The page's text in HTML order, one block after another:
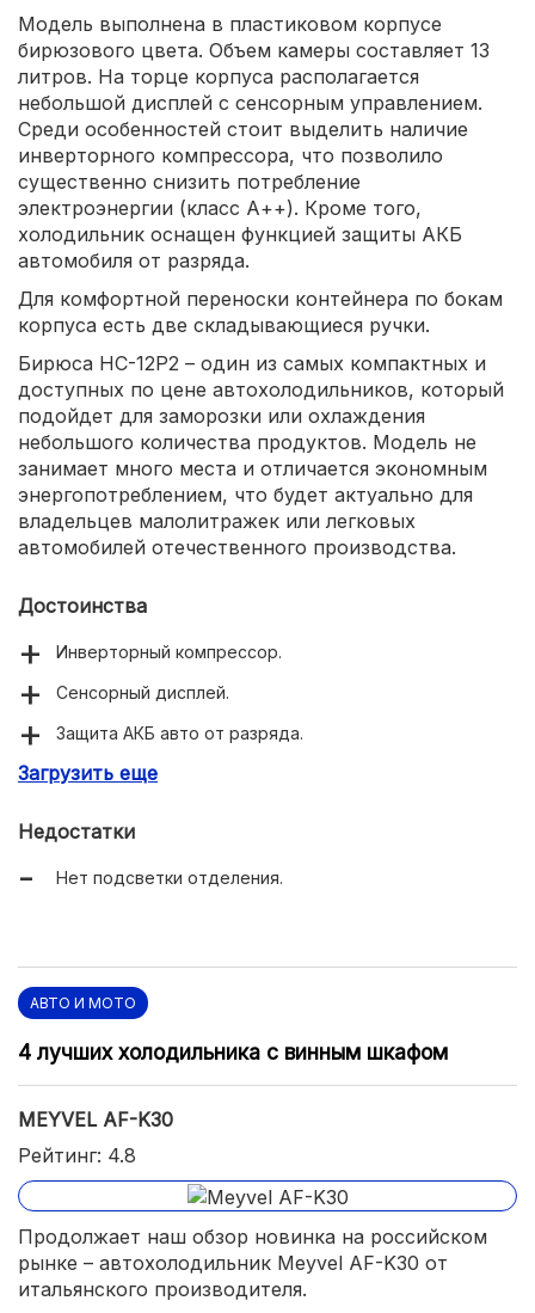
Модель выполнена в пластиковом корпусе
бирюзового цвета. Объем камеры составляет 13
литров. На торце корпуса располагается
небольшой дисплей с сенсорным управлением.
Среди особенностей стоит выделить наличие
инверторного компрессора, что позволило
существенно снизить потребление
электроэнергии (класс А++). Кроме того,
холодильник оснащен функцией защиты АКБ
автомобиля от разряда.
Для комфортной переноски контейнера по бокам
корпуса есть две складывающиеся ручки.
Бирюса НС-12P2 – один из самых компактных и
доступных по цене автохолодильников, который
подойдет для заморозки или охлаждения
небольшого количества продуктов. Модель не
занимает много места и отличается экономным
энергопотреблением, что будет актуально для
владельцев малолитражек или легковых
автомобилей отечественного производства.
Достоинства
Инверторный компрессор.
Сенсорный дисплей.
Защита АКБ авто от разряда.
Класс энергопотребления А++
Загрузить еще
Недостатки
Нет подсветки отделения.
АВТО И МОТО
4 лучших холодильника с винным шкафом
MEYVEL AF-K30
Рейтинг: 4.8
Продолжает наш обзор новинка на российском
рынке – автохолодильник Meyvel AF-K30 от
итальянского производителя.